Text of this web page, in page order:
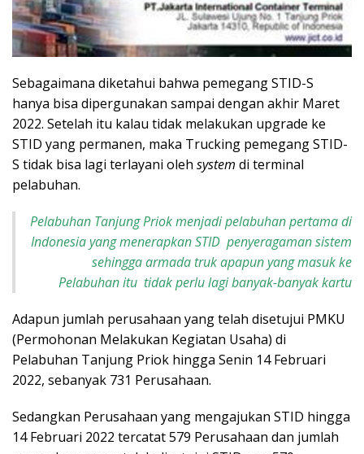
Sebagaimana diketahui bahwa pemegang STID-S
hanya bisa dipergunakan sampai dengan akhir Maret
2022. Setelah itu kalau tidak melakukan upgrade ke
STID yang permanen, maka Trucking pemegang STID-
S tidak bisa lagi terlayani oleh system di terminal
pelabuhan.
Pelabuhan Tanjung Priok menjadi pelabuhan pertama di
Indonesia yang menerapkan STID penyeragaman sistem
sehingga armada truk apapun yang masuk ke
Pelabuhan itu tidak perlu lagi banyak-banyak kartu
Adapun jumlah perusahaan yang telah disetujui PMKU
(Permohonan Melakukan Kegiatan Usaha) di
Pelabuhan Tanjung Priok hingga Senin 14 Februari
2022, sebanyak 731 Perusahaan.
Sedangkan Perusahaan yang mengajukan STID hingga
14 Februari 2022 tercatat 579 Perusahaan dan jumlah